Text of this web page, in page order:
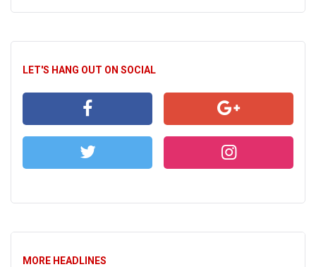
LET'S HANG OUT ON SOCIAL
MORE HEADLINES